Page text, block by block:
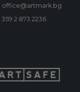
office@artmark.bg
359 2 873 2236